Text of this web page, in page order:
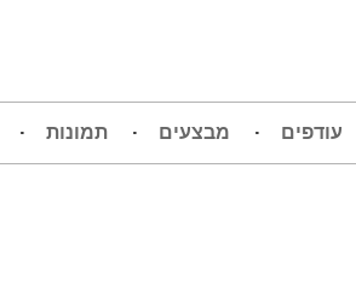
עודפים מבצעים תמונות